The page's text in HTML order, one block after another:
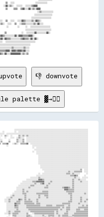
▓▓    ▒▒  ░░░░              ░░░░░░░░░░░░
░░▓▓░░▒▒░░  ░░░░░░  ░░░░░░▒▒▓▓▓▓
▒▒    ▒▒▒▒  ▒▒▓▓░░░░▓▓░░▒▒░░▓▓▓▓
░░▒▒░░░░░░░░░░░░
░░░░░░░░░░░░░░░░░░
░░░░░░░░░░░░░░░░░░░░
░░░░  ░░░░▓▓▒▒░░░░░░▒▒░░▓▓▒▒░░
░░░░  ▒▒  ░░▒▒▒▒░░░░░░░░▒▒░░▓▓░░░░
░░      ░░    ░░  ░░░░░░░░░░░░░░░░░░░░
░░░░░░░░░░░░░░░░░░░░░░░░░░
░░  ░░░░░░░░▓▓░░░░░░░░░░▓▓░░
░░░░░░░░░░░░░░░░░░░░░░░░░░░░░░
👎 downvote
palette ▓→✊🏽